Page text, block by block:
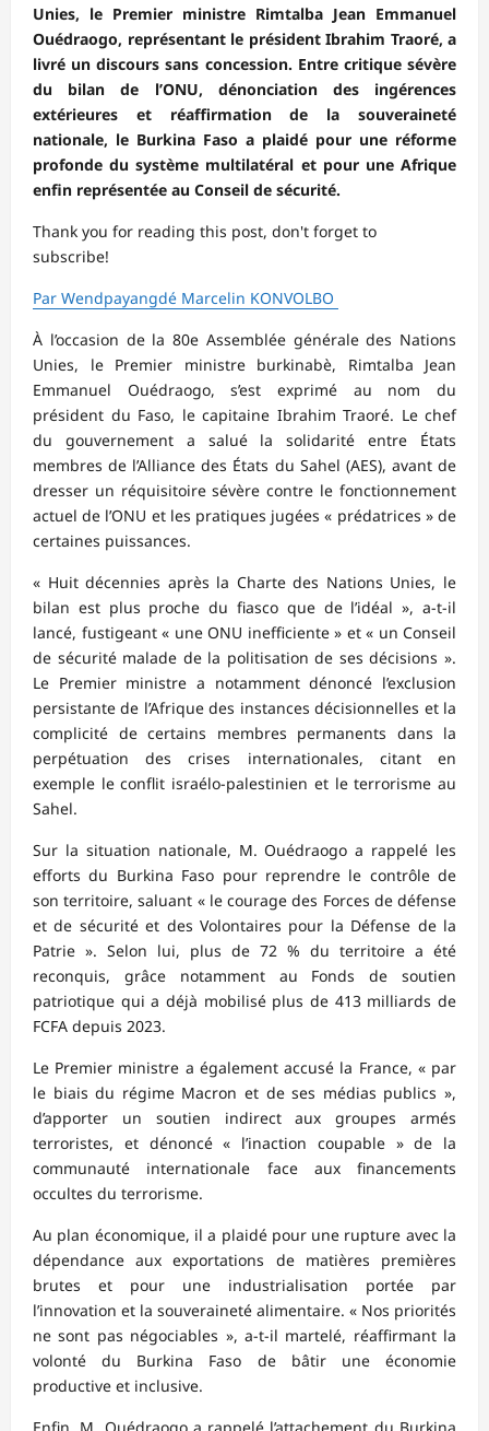
Unies, le Premier ministre Rimtalba Jean Emmanuel
Ouédraogo, représentant le président Ibrahim Traoré, a
livré un discours sans concession. Entre critique sévère
du bilan de l’ONU, dénonciation des ingérences
extérieures et réaffirmation de la souveraineté
nationale, le Burkina Faso a plaidé pour une réforme
profonde du système multilatéral et pour une Afrique
enfin représentée au Conseil de sécurité.
Thank you for reading this post, don't forget to
subscribe!
Par Wendpayangdé Marcelin KONVOLBO
À l’occasion de la 80e Assemblée générale des Nations
Unies, le Premier ministre burkinabè, Rimtalba Jean
Emmanuel Ouédraogo, s’est exprimé au nom du
président du Faso, le capitaine Ibrahim Traoré. Le chef
du gouvernement a salué la solidarité entre États
membres de l’Alliance des États du Sahel (AES), avant de
dresser un réquisitoire sévère contre le fonctionnement
actuel de l’ONU et les pratiques jugées « prédatrices » de
certaines puissances.
« Huit décennies après la Charte des Nations Unies, le
bilan est plus proche du fiasco que de l’idéal », a-t-il
lancé, fustigeant « une ONU inefficiente » et « un Conseil
de sécurité malade de la politisation de ses décisions ».
Le Premier ministre a notamment dénoncé l’exclusion
persistante de l’Afrique des instances décisionnelles et la
complicité de certains membres permanents dans la
perpétuation des crises internationales, citant en
exemple le conflit israélo-palestinien et le terrorisme au
Sahel.
Sur la situation nationale, M. Ouédraogo a rappelé les
efforts du Burkina Faso pour reprendre le contrôle de
son territoire, saluant « le courage des Forces de défense
et de sécurité et des Volontaires pour la Défense de la
Patrie ». Selon lui, plus de 72 % du territoire a été
reconquis, grâce notamment au Fonds de soutien
patriotique qui a déjà mobilisé plus de 413 milliards de
FCFA depuis 2023.
Le Premier ministre a également accusé la France, « par
le biais du régime Macron et de ses médias publics »,
d’apporter un soutien indirect aux groupes armés
terroristes, et dénoncé « l’inaction coupable » de la
communauté internationale face aux financements
occultes du terrorisme.
Au plan économique, il a plaidé pour une rupture avec la
dépendance aux exportations de matières premières
brutes et pour une industrialisation portée par
l’innovation et la souveraineté alimentaire. « Nos priorités
ne sont pas négociables », a-t-il martelé, réaffirmant la
volonté du Burkina Faso de bâtir une économie
productive et inclusive.
Enfin, M. Ouédraogo a rappelé l’attachement du Burkina